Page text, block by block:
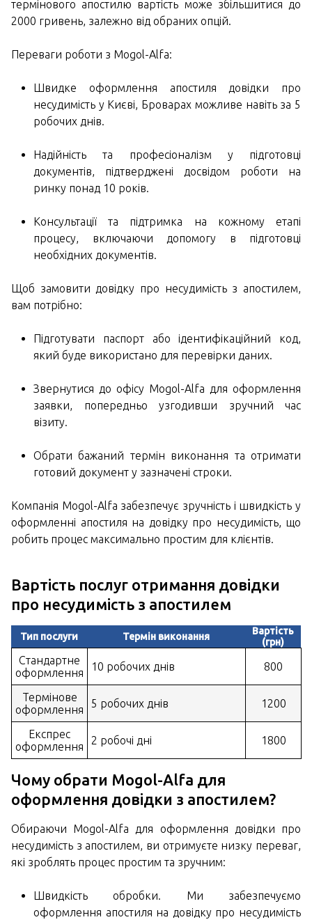
термінового апостилю вартість може збільшитися до
2000 гривень, залежно від обраних опцій.
Переваги роботи з Mogol-Alfa:
Швидке оформлення апостиля довідки про
несудимість у Києві, Броварах можливе навіть за 5
робочих днів.
Надійність та професіоналізм у підготовці
документів, підтверджені досвідом роботи на
ринку понад 10 років.
Консультації та підтримка на кожному етапі
процесу, включаючи допомогу в підготовці
необхідних документів.
Щоб замовити довідку про несудимість з апостилем,
вам потрібно:
Підготувати паспорт або ідентифікаційний код,
який буде використано для перевірки даних.
Звернутися до офісу Mogol-Alfa для оформлення
заявки, попередньо узгодивши зручний час
візиту.
Обрати бажаний термін виконання та отримати
готовий документ у зазначені строки.
Компанія Mogol-Alfa забезпечує зручність і швидкість у
оформленні апостиля на довідку про несудимість, що
робить процес максимально простим для клієнтів.
Вартість послуг отримання довідки
про несудимість з апостилем
Тип послуги Термін виконання
Вартість
(грн)
Стандартне
оформлення
10 робочих днів 800
Термінове
оформлення
5 робочих днів 1200
Експрес
оформлення
2 робочі дні 1800
Чому обрати Mogol-Alfa для
оформлення довідки з апостилем?
Обираючи Mogol-Alfa для оформлення довідки про
несудимість з апостилем, ви отримуєте низку переваг,
які зроблять процес простим та зручним:
Швидкість обробки. Ми забезпечуємо
оформлення апостиля на довідку про несудимість